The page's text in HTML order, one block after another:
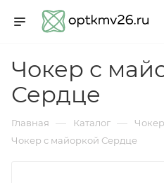
Чокер с
Сердце
Главная — Каталог — Чокер
Чокер с майоркой Сердце